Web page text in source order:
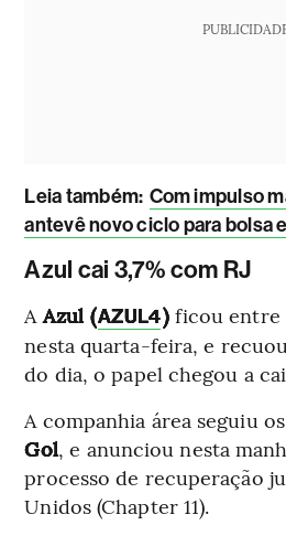
Leia também: Com impulso
antevê novo ciclo para bolsa
Azul cai 3,7% com RJ
AAzul (AZUL4)ficou entre
nesta quarta-feira, e
do dia, o papel chegou a
A companhia área seguiu
Gol, e anunciou nesta
processo de recuperação
Unidos (Chapter 11).